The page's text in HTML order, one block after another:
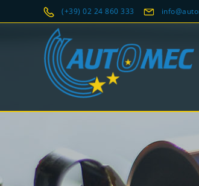
(+39) 02 24 860 333